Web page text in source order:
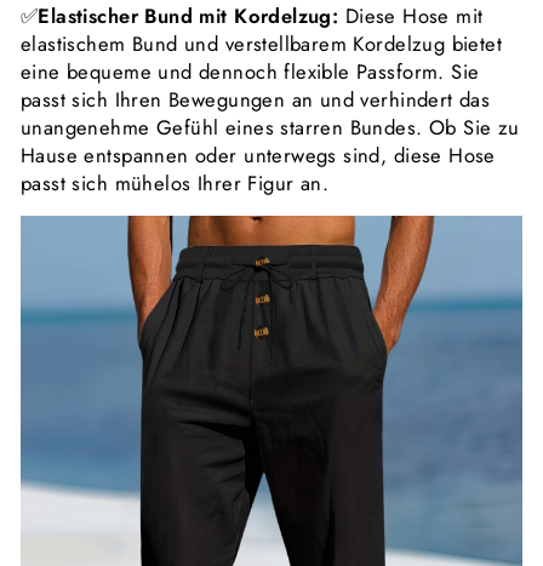
✅Elastischer Bund mit Kordelzug: Diese Hose mit
elastischem Bund und verstellbarem Kordelzug bietet
eine bequeme und dennoch flexible Passform. Sie
passt sich Ihren Bewegungen an und verhindert das
unangenehme Gefühl eines starren Bundes. Ob Sie zu
Hause entspannen oder unterwegs sind, diese Hose
passt sich mühelos Ihrer Figur an.